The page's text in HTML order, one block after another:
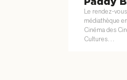
Paddy
Le rendez-
médiathèque
Cinéma des
Cultures…